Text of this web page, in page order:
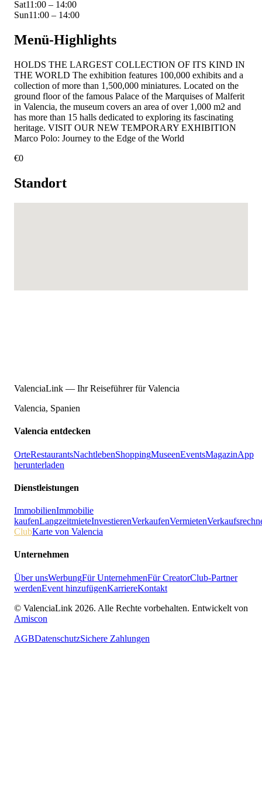
Sat11:00 – 14:00
Sun11:00 – 14:00
Menü-Highlights
HOLDS THE LARGEST COLLECTION OF ITS KIND IN
THE WORLD The exhibition features 100,000 exhibits and a
collection of more than 1,500,000 miniatures. Located on the
ground floor of the famous Palace of the Marquises of Malferit
in Valencia, the museum covers an area of over 1,000 m2 and
has more than 15 halls dedicated to exploring its fascinating
heritage. VISIT OUR NEW TEMPORARY EXHIBITION
Marco Polo: Journey to the Edge of the World
€0
Standort
ValenciaLink — Ihr Reiseführer für Valencia
Valencia, Spanien
Valencia entdecken
OrteRestaurantsNachtlebenShoppingMuseenEventsMagazinApp
herunterladen
Dienstleistungen
ImmobilienImmobilie
kaufenLangzeitmieteInvestierenVerkaufenVermieten
ClubKarte von Valencia
Unternehmen
Über unsWerbungFür UnternehmenFür CreatorClub-Partner
werdenEvent hinzufügenKarriereKontakt
© ValenciaLink 2026. Alle Rechte vorbehalten. Entwickelt von
Amiscon
AGBDatenschutzSichere Zahlungen